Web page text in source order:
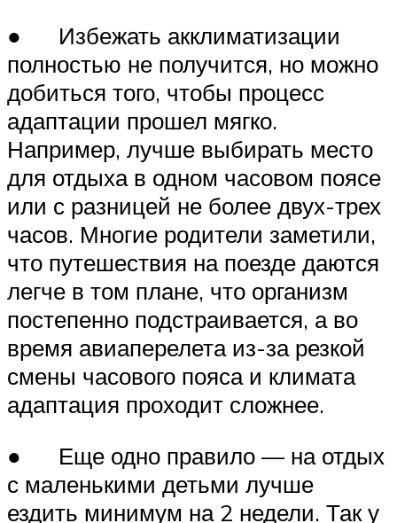
● Избежать акклиматизации
полностью не получится, но можно
добиться того, чтобы процесс
адаптации прошел мягко.
Например, лучше выбирать место
для отдыха в одном часовом поясе
или с разницей не более двух-трех
часов. Многие родители заметили,
что путешествия на поезде даются
легче в том плане, что организм
постепенно подстраивается, а во
время авиаперелета из-за резкой
смены часового пояса и климата
адаптация проходит сложнее.
● Еще одно правило — на отдых
с маленькими детьми лучше
ездить минимум на 2 недели. Так у